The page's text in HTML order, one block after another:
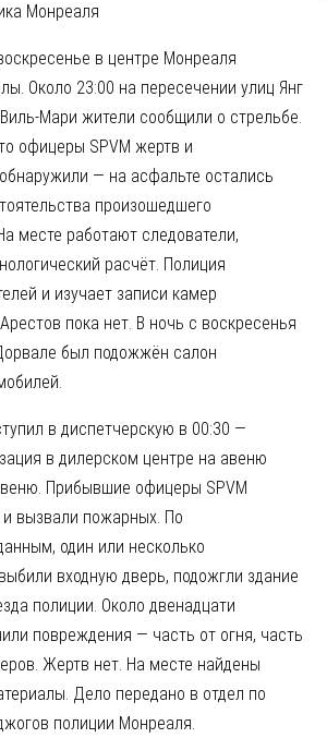
Монреаля
в центре Монреаля
Около 23:00 на пересечении улиц Янг
Мари жители сообщили о стрельбе.
офицеры SPVM жертв и
— на асфальте остались
произошедшего
месте работают следователи,
расчёт. Полиция
и изучает записи камер
пока нет. В ночь с воскресенья
был подожжён салон
в диспетчерскую в 00:30 —
в дилерском центре на авеню
Прибывшие офицеры SPVM
вызвали пожарных. По
один или несколько
входную дверь, подожгли здание
полиции. Около двенадцати
повреждения — часть от огня, часть
Жертв нет. На месте найдены
Дело передано в отдел по
полиции Монреаля.